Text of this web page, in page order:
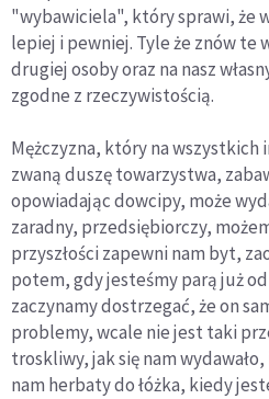
"wybawiciela", który sprawi, że
lepiej i pewniej. Tyle że znów te
drugiej osoby oraz na nasz
zgodne z rzeczywistością.
Mężczyzna, który na
zwaną duszę towarzystwa,
opowiadając dowcipy, może
zaradny, przedsiębiorczy,
przyszłości zapewni nam byt,
potem, gdy jesteśmy parą już
zaczynamy dostrzegać, że on
problemy, wcale nie jest taki
troskliwy, jak się nam
nam herbaty do łóżka, kiedy